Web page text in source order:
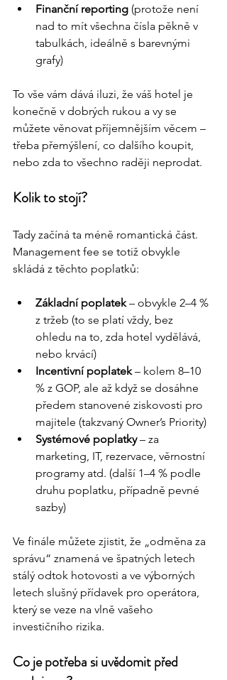
Finanční reporting (protože není
nad to mít všechna čísla pěkně v
tabulkách, ideálně s barevnými
grafy)
To vše vám dává iluzi, že váš hotel je
konečně v dobrých rukou a vy se
můžete věnovat příjemnějším věcem –
třeba přemýšlení, co dalšího koupit,
nebo zda to všechno raději neprodat.
Kolik to stojí?
Tady začíná ta méně romantická část.
Management fee se totiž obvykle
skládá z těchto poplatků:
Základní poplatek – obvykle 2–4 %
z tržeb (to se platí vždy, bez
ohledu na to, zda hotel vydělává,
nebo krvácí)
Incentivní poplatek – kolem 8–10
% z GOP, ale až když se dosáhne
předem stanovené ziskovosti pro
majitele (takzvaný Owner’s Priority)
Systémové poplatky – za
marketing, IT, rezervace, věrnostní
programy atd. (další 1–4 % podle
druhu poplatku, případně pevné
sazby)
Ve finále můžete zjistit, že „odměna za
správu“ znamená ve špatných letech
stálý odtok hotovosti a ve výborných
letech slušný přídavek pro operátora,
který se veze na vlně vašeho
investičního rizika.
Co je potřeba si uvědomit před